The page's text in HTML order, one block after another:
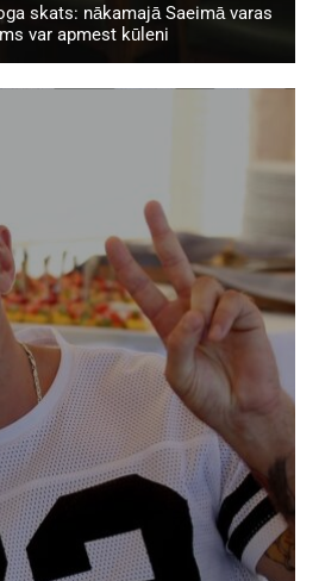
skats: nākamajā Saeimā varas
var apmest kūleni